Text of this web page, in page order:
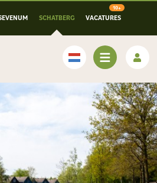
SCHATBERG VACATURES
Nederlands